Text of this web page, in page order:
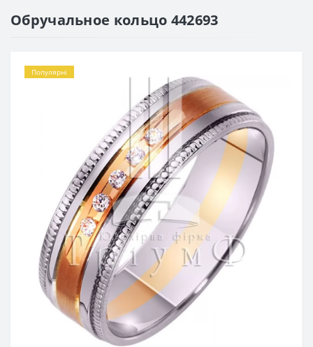
Обручальное кольцо 442693
Популярні